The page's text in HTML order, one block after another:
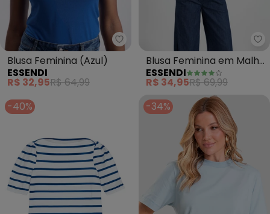
Essendi - Blusa Feminina (Azul)
Blusa Feminina (Azul)
ESSENDI
R$ 32,95R$ 64,99
Blusa Feminina em Malha
(Azul)
ESSENDI
R$ 34,95R$ 69,99
-40%
-34%